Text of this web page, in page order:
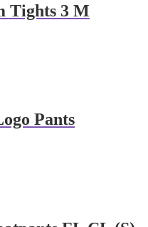
Tights 3 M
Pants